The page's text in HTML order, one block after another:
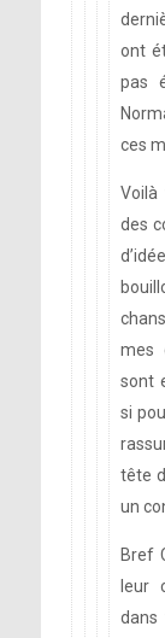
ont
pas
ces
Voilà
des
mes
sont
si
tête
un
Bref
leur
dans